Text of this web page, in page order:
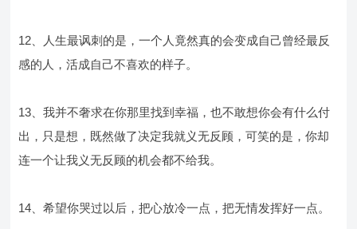
12、人生最讽刺的是，一个人竟然真的会变成自己曾经最反
感的人，活成自己不喜欢的样子。
13、我并不奢求在你那里找到幸福，也不敢想你会有什么付
出，只是想，既然做了决定我就义无反顾，可笑的是，你却
连一个让我义无反顾的机会都不给我。
14、希望你哭过以后，把心放冷一点，把无情发挥好一点。